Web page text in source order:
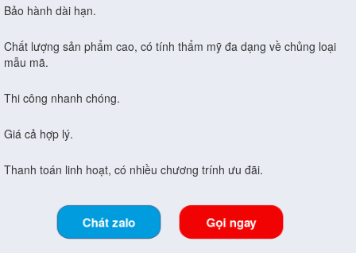
Bảo hành dài hạn.
Chất lượng sản phẩm cao, có tính thẩm mỹ đa dạng về chủng loại
mẫu mã.
Thi công nhanh chóng.
Giá cả hợp lý.
Thanh toán linh hoạt, có nhiều chương trính ưu đãi.
Chát zalo Gọi ngay